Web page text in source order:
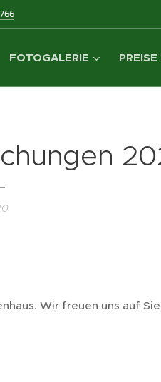
FOTOGALERIE
Wir freuen uns auf